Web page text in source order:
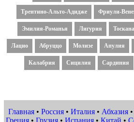
Трентино-Альто-Адидже Фриули-
Эмилия-Романья Лигурия Тоскана
Лацио Абруццо Молизе Апулия
Калабрия Сицилия Сардиния
Главная • Россия • Италия • Абхазия •